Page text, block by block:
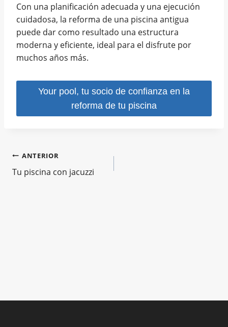
Con una planificación adecuada y una ejecución
cuidadosa, la reforma de una piscina antigua
puede dar como resultado una estructura
moderna y eficiente, ideal para el disfrute por
muchos años más.
Your pool, tu socio de confianza en la
reforma de tu piscina
Navegación
de
ANTERIOR
Tu piscina con jacuzzi